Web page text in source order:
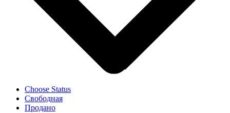
Choose Status
Свободная
Продано